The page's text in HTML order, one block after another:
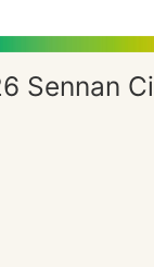
Sennan